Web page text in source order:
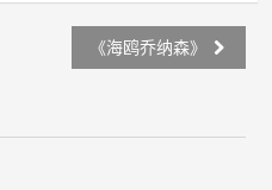
《海鸥乔纳森》